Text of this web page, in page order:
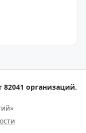
82041 организаций.